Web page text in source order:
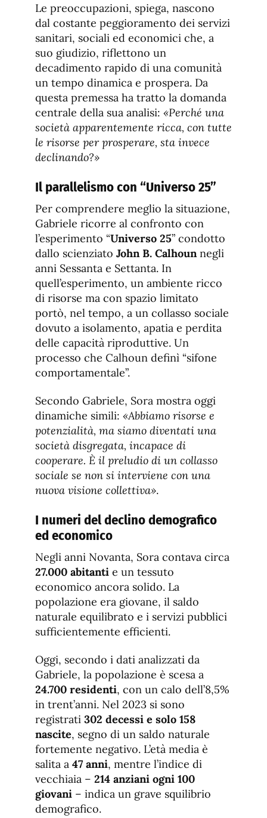
Le preoccupazioni, spiega, nascono
dal costante peggioramento dei servizi
sanitari, sociali ed economici che, a
suo giudizio, riflettono un
decadimento rapido di una comunità
un tempo dinamica e prospera. Da
questa premessa ha tratto la domanda
centrale della sua analisi: «Perché una
società apparentemente ricca, con tutte
le risorse per prosperare, sta invece
declinando?»
Il parallelismo con “Universo 25”
Per comprendere meglio la situazione,
Gabriele ricorre al confronto con
l’esperimento “Universo 25” condotto
dallo scienziato John B. Calhoun negli
anni Sessanta e Settanta. In
quell’esperimento, un ambiente ricco
di risorse ma con spazio limitato
portò, nel tempo, a un collasso sociale
dovuto a isolamento, apatia e perdita
delle capacità riproduttive. Un
processo che Calhoun definì “sifone
comportamentale”.
Secondo Gabriele, Sora mostra oggi
dinamiche simili: «Abbiamo risorse e
potenzialità, ma siamo diventati una
società disgregata, incapace di
cooperare. È il preludio di un collasso
sociale se non si interviene con una
nuova visione collettiva».
I numeri del declino demografico
ed economico
Negli anni Novanta, Sora contava circa
27.000 abitanti e un tessuto
economico ancora solido. La
popolazione era giovane, il saldo
naturale equilibrato e i servizi pubblici
sufficientemente efficienti.
Oggi, secondo i dati analizzati da
Gabriele, la popolazione è scesa a
24.700 residenti, con un calo dell’8,5%
in trent’anni. Nel 2023 si sono
registrati 302 decessi e solo 158
nascite, segno di un saldo naturale
fortemente negativo. L’età media è
salita a 47 anni, mentre l’indice di
vecchiaia – 214 anziani ogni 100
giovani – indica un grave squilibrio
demografico.